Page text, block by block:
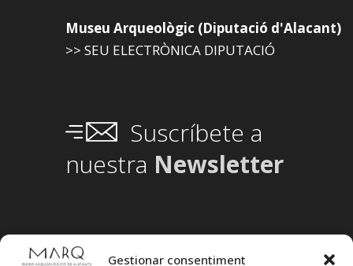
Gestionar consentiment
Museu Arqueològic (Diputació d'Alacant)
>> SEU ELECTRÒNICA DIPUTACIÓ
Suscríbete a
nuestra Newsletter